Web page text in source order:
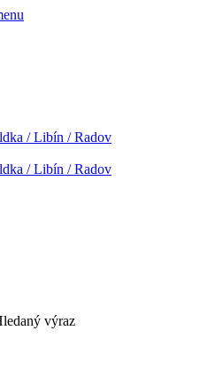
/ Libín / Radov
/ Libín / Radov
výraz